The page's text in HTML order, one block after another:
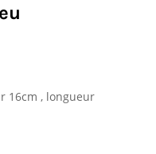
16cm , longueur